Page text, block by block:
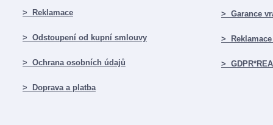
> Reklamace
> Odstoupení od kupní smlouvy
> Ochrana osobních údajů
> Doprava a platba
> Garance
>
>